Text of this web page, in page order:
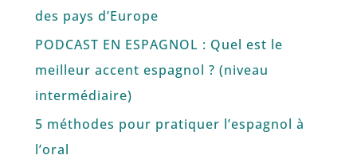
des pays d’Europe
PODCAST EN ESPAGNOL : Quel est le
meilleur accent espagnol ? (niveau
intermédiaire)
5 méthodes pour pratiquer l’espagnol à
l’oral